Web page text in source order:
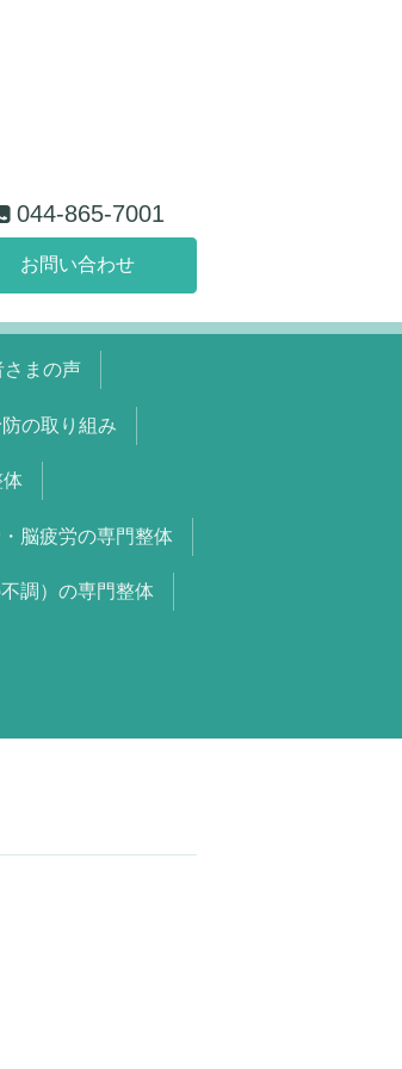
044-865-7001
お問い合わせ
さまの声
の取り組み
体
脳疲労の専門整体
調）の専門整体